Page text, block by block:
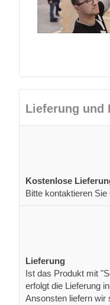
Lieferung und
Kostenlose
Bitte kontaktieren
Lieferung
Ist das Produkt mit
erfolgt die Lieferung
Ansonsten liefern wir